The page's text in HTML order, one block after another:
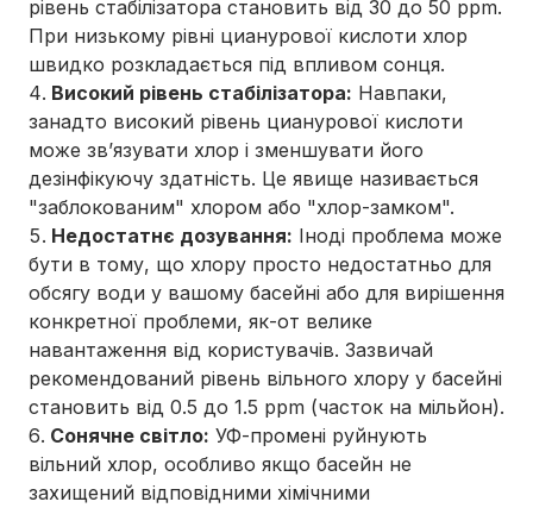
рівень стабілізатора становить від 30 до 50 ppm.
При низькому рівні цианурової кислоти хлор
швидко розкладається під впливом сонця.
Високий рівень стабілізатора: Навпаки,
занадто високий рівень цианурової кислоти
може зв’язувати хлор і зменшувати його
дезінфікуючу здатність. Це явище називається
"заблокованим" хлором або "хлор-замком".
Недостатнє дозування: Іноді проблема може
бути в тому, що хлору просто недостатньо для
обсягу води у вашому басейні або для вирішення
конкретної проблеми, як-от велике
навантаження від користувачів. Зазвичай
рекомендований рівень вільного хлору у басейні
становить від 0.5 до 1.5 ppm (часток на мільйон).
Сонячне світло: УФ-промені руйнують
вільний хлор, особливо якщо басейн не
захищений відповідними хімічними